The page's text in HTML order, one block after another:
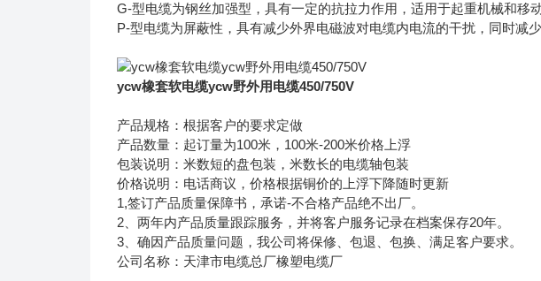
G-型电缆为钢丝加强型，具有一定的抗拉力作用，适用于起重机械和移动
P-型电缆为屏蔽性，具有减少外界电磁波对电缆内电流的干扰，同时减
ycw橡套软电缆ycw野外用电缆450/750V
产品规格：根据客户的要求定做
产品数量：起订量为100米，100米-200米价格上浮
包装说明：米数短的盘包装，米数长的电缆轴包装
价格说明：电话商议，价格根据铜价的上浮下降随时更新
1,签订产品质量保障书，承诺-不合格产品绝不出厂。
2、两年内产品质量跟踪服务，并将客户服务记录在档案保存20年。
3、确因产品质量问题，我公司将保修、包退、包换、满足客户要求。
公司名称：天津市电缆总厂橡塑电缆厂